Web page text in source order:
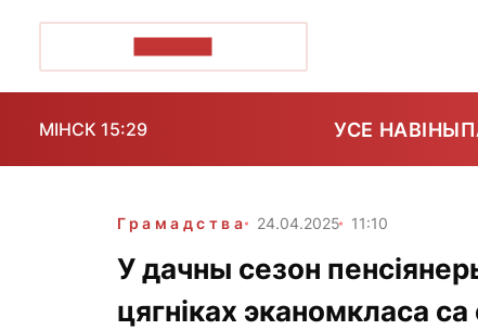
МІНСК 15:29 УСЕ НАВІНЫ
Грамадства 24.04.2025 11:10
У дачны сезон
цягніках эканомкласа са